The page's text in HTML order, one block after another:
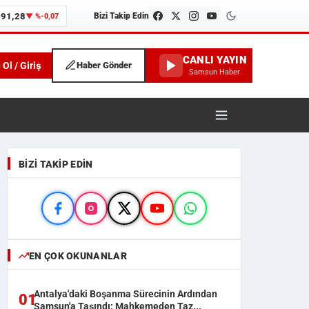
▼ %-0,07 Bizi Takip Edin
Ol / Giriş Haber Gönder CANLI YAYIN
Samsun Haber
ve İlçe Haberleri
BIZI TAKIP EDIN
EN ÇOK OKUNANLAR
01Antalya'daki Boşanma Sürecinin Ardından
Samsun'a Taşındı: Mahkemeden Taz...